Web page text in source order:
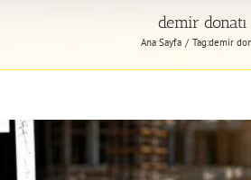
demir donatı
Ana Sayfa Tag:demir